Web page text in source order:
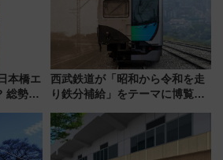
本橋エ
総勢
グッズ
西武鉄道が「昭和から令和を走
り鉄分補給」をテーマに博覧会
14日から 新車両「トキイロ」体
験ブースも アクセスや申込方法
を解説